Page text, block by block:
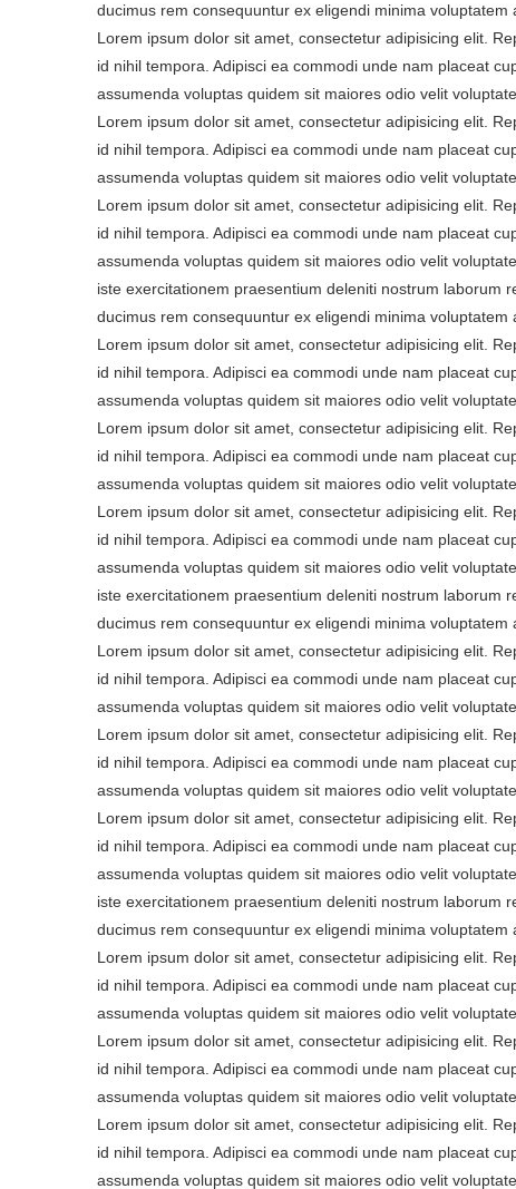
ducimus rem consequuntur ex eligendi minima
Lorem ipsum dolor sit amet, consectetur adipisicing elit.
id nihil tempora. Adipisci ea commodi unde nam placeat
assumenda voluptas quidem sit maiores odio velit voluptate.
Lorem ipsum dolor sit amet, consectetur adipisicing elit.
id nihil tempora. Adipisci ea commodi unde nam placeat
assumenda voluptas quidem sit maiores odio velit voluptate.
Lorem ipsum dolor sit amet, consectetur adipisicing elit.
id nihil tempora. Adipisci ea commodi unde nam placeat
assumenda voluptas quidem sit maiores odio velit
iste exercitationem praesentium deleniti nostrum laborum
ducimus rem consequuntur ex eligendi minima
Lorem ipsum dolor sit amet, consectetur adipisicing elit.
id nihil tempora. Adipisci ea commodi unde nam placeat
assumenda voluptas quidem sit maiores odio velit voluptate.
Lorem ipsum dolor sit amet, consectetur adipisicing elit.
id nihil tempora. Adipisci ea commodi unde nam placeat
assumenda voluptas quidem sit maiores odio velit voluptate.
Lorem ipsum dolor sit amet, consectetur adipisicing elit.
id nihil tempora. Adipisci ea commodi unde nam placeat
assumenda voluptas quidem sit maiores odio velit
iste exercitationem praesentium deleniti nostrum laborum
ducimus rem consequuntur ex eligendi minima
Lorem ipsum dolor sit amet, consectetur adipisicing elit.
id nihil tempora. Adipisci ea commodi unde nam placeat
assumenda voluptas quidem sit maiores odio velit voluptate.
Lorem ipsum dolor sit amet, consectetur adipisicing elit.
id nihil tempora. Adipisci ea commodi unde nam placeat
assumenda voluptas quidem sit maiores odio velit voluptate.
Lorem ipsum dolor sit amet, consectetur adipisicing elit.
id nihil tempora. Adipisci ea commodi unde nam placeat
assumenda voluptas quidem sit maiores odio velit
iste exercitationem praesentium deleniti nostrum laborum
ducimus rem consequuntur ex eligendi minima
Lorem ipsum dolor sit amet, consectetur adipisicing elit.
id nihil tempora. Adipisci ea commodi unde nam placeat
assumenda voluptas quidem sit maiores odio velit voluptate.
Lorem ipsum dolor sit amet, consectetur adipisicing elit.
id nihil tempora. Adipisci ea commodi unde nam placeat
assumenda voluptas quidem sit maiores odio velit voluptate.
Lorem ipsum dolor sit amet, consectetur adipisicing elit.
id nihil tempora. Adipisci ea commodi unde nam placeat
assumenda voluptas quidem sit maiores odio velit